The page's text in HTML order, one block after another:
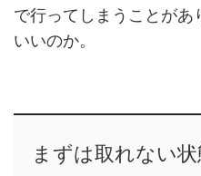
で行ってしまうことが
いいのか。
まずは取れない